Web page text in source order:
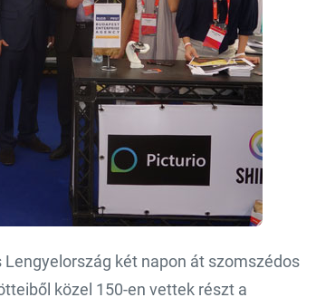
két napon át szomszédos
közel 150-en vettek részt a